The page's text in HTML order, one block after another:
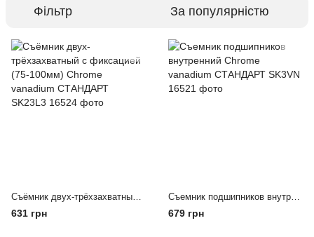
Фільтр За популярністю
Съёмник двух-трёхзахватный с фиксацией (75-100мм) Chrome vanadium СТАНДАРТ SK23L3
631 грн
Съемник подшипников внутренний Chrome vanadium СТАНДАРТ SK3VN
679 грн